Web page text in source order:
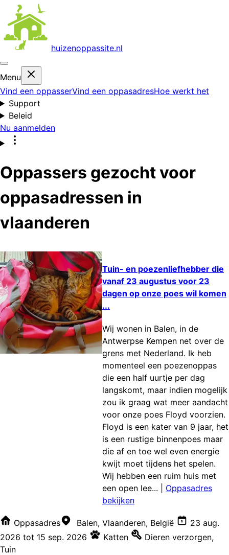
huizenoppassite.nl
Menu
Vind een oppasserVind een oppasadresHoe werkt het
Support
Beleid
Nu aanmelden
Oppassers gezocht voor
oppasadressen in
vlaanderen
Tuin- en poezenliefhebber die
vanaf 23 augustus voor 23
dagen op onze poes wil komen
...
Wij wonen in Balen, in de
Antwerpse Kempen net over de
grens met Nederland. Ik heb
momenteel een poezenoppas
die een half uurtje per dag
langskomt, maar indien mogelijk
zou ik graag wat meer aandacht
voor onze poes Floyd voorzien.
Floyd is een kater van 9 jaar, het
is een rustige binnenpoes maar
die af en toe wel even energie
kwijt moet tijdens het spelen.
Wij hebben een ruim huis met
een open lee...
Oppasadres
bekijken
Oppasadres Balen, Vlaanderen, België
23 aug.
2026 tot 15 sep. 2026 Katten Dieren verzorgen,
Tuin